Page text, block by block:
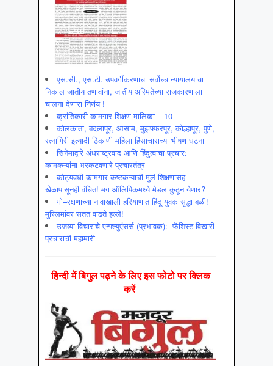
एस.सी., एस.टी. उपवर्गीकरणाचा सर्वोच्च न्यायालयाचा
निकाल जातीय तणावांना, जातीय अस्मितेच्या राजकारणाला
चालना देणारा निर्णय !
क्रांतिकारी कामगार शिक्षण मालिका – 10
कोलकाता, बदलापूर, आसाम, मुझफ्फरपूर, कोल्हापूर, पुणे,
रत्नागिरी इत्यादी ठिकाणी महिला हिंसाचाराच्या भीषण घटना
सिनेमाद्वारे अंधराष्ट्रवाद आणि हिंदुत्वाचा प्रचार:
कामकऱ्यांना भरकटवणारे प्रचारतंत्र
कोट्यवधी कामगार-कष्टकऱ्याची मुलं शिक्षणासह
खेळापासूनही वंचित! मग ऑलिपिकमध्ये मेडल कुठून येणार?
गो–रक्षणाच्या नावाखाली हरियाणात हिंदू युवक सुद्धा बळी!
मुस्लिमांवर सतत वाढते हल्ले!
उजव्या विचाराचे एन्फ्ल्युएंसर्स (प्रभावक): फॅशिस्ट विखारी
प्रचाराची महामारी
हिन्‍दी में बिगुल पढ़ने के लिए इस फोटो पर क्लिक
करें